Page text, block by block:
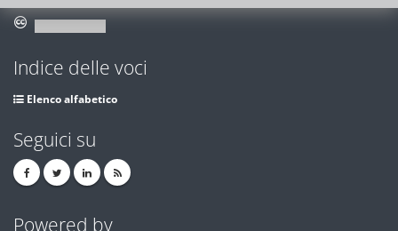
Indice delle voci
Elenco alfabetico
Seguici su
Powered by